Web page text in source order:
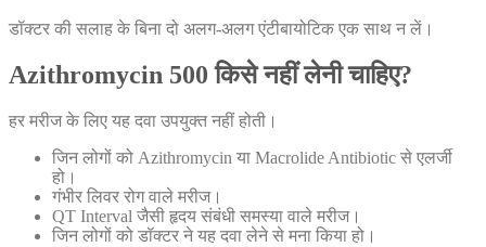
डॉक्टर की सलाह के बिना दो अलग-अलग एंटीबायोटिक एक साथ न लें।
Azithromycin 500 किसे नहीं लेनी चाहिए?
हर मरीज के लिए यह दवा उपयुक्त नहीं होती।
जिन लोगों को Azithromycin या Macrolide Antibiotic से एलर्जी
हो।
गंभीर लिवर रोग वाले मरीज।
QT Interval जैसी हृदय संबंधी समस्या वाले मरीज।
जिन लोगों को डॉक्टर ने यह दवा लेने से मना किया हो।